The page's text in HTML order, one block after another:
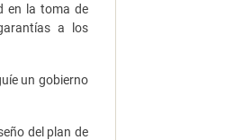
en la toma de
a los
un gobierno
del plan de